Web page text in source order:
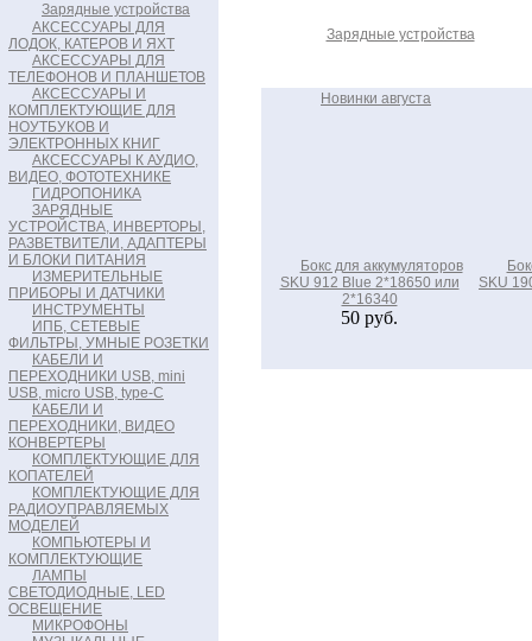
Зарядные устройства
АКСЕССУАРЫ ДЛЯ
ЛОДОК, КАТЕРОВ И ЯХТ
АКСЕССУАРЫ ДЛЯ
ТЕЛЕФОНОВ И ПЛАНШЕТОВ
АКСЕССУАРЫ И
КОМПЛЕКТУЮЩИЕ ДЛЯ
НОУТБУКОВ И
ЭЛЕКТРОННЫХ КНИГ
АКСЕССУАРЫ К АУДИО,
ВИДЕО, ФОТОТЕХНИКЕ
ГИДРОПОНИКА
ЗАРЯДНЫЕ
УСТРОЙСТВА, ИНВЕРТОРЫ,
РАЗВЕТВИТЕЛИ, АДАПТЕРЫ
И БЛОКИ ПИТАНИЯ
ИЗМЕРИТЕЛЬНЫЕ
ПРИБОРЫ И ДАТЧИКИ
ИНСТРУМЕНТЫ
ИПБ, СЕТЕВЫЕ
ФИЛЬТРЫ, УМНЫЕ РОЗЕТКИ
КАБЕЛИ И
ПЕРЕХОДНИКИ USB, mini
USB, micro USB, type-C
КАБЕЛИ И
ПЕРЕХОДНИКИ, ВИДЕО
КОНВЕРТЕРЫ
КОМПЛЕКТУЮЩИЕ ДЛЯ
КОПАТЕЛЕЙ
КОМПЛЕКТУЮЩИЕ ДЛЯ
РАДИОУПРАВЛЯЕМЫХ
МОДЕЛЕЙ
КОМПЬЮТЕРЫ И
КОМПЛЕКТУЮЩИЕ
ЛАМПЫ
СВЕТОДИОДНЫЕ, LED
ОСВЕЩЕНИЕ
МИКРОФОНЫ
Зарядные устройства
Новинки августа
Бокс для аккумуляторов
SKU 912 Blue 2*18650 или
2*16340
50 руб.
SKU